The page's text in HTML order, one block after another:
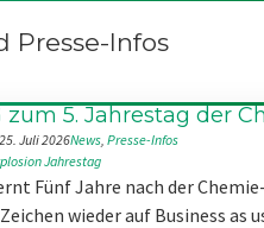
Presse-Infos
zum 5. Jahrestag der
Juli 2026News, Presse-Infos
Jahrestag
Fünf Jahre nach der
wieder auf Business as